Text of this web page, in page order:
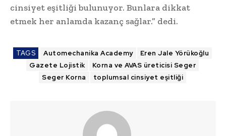
cinsiyet eşitliği bulunuyor. Bunlara dikkat
etmek her anlamda kazanç sağlar.” dedi.
TAGS Automechanika Academy
Eren Jale Yörükoğlu
Gazete Lojistik
Korna ve AVAS üreticisi Seger
Seger Korna
toplumsal cinsiyet eşitliği